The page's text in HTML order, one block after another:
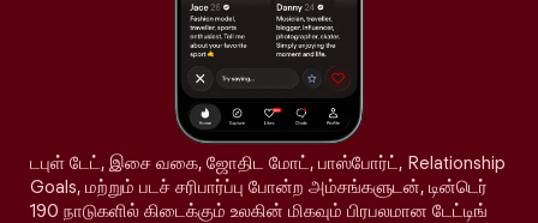
டபுள் டேட், இசை வகை, ஜோதிட மோட், பாஸ்போர்ட், Relationship
Goals, மற்றும் படச் சரிபார்ப்பு போன்ற அம்சங்களுடன், டின்டெர்
190 நாடுகளில் கிடைக்கும் உலகின் மிகவும் பிரபலமான டேட்டிங்